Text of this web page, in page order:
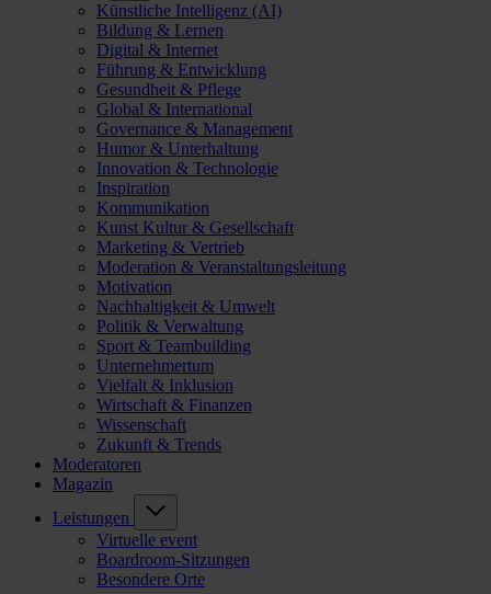
Künstliche Intelligenz (AI)
Bildung & Lernen
Digital & Internet
Führung & Entwicklung
Gesundheit & Pflege
Global & International
Governance & Management
Humor & Unterhaltung
Innovation & Technologie
Inspiration
Kommunikation
Kunst Kultur & Gesellschaft
Marketing & Vertrieb
Moderation & Veranstaltungsleitung
Motivation
Nachhaltigkeit & Umwelt
Politik & Verwaltung
Sport & Teambuilding
Unternehmertum
Vielfalt & Inklusion
Wirtschaft & Finanzen
Wissenschaft
Zukunft & Trends
Moderatoren
Magazin
Leistungen
Virtuelle event
Boardroom-Sitzungen
Besondere Orte